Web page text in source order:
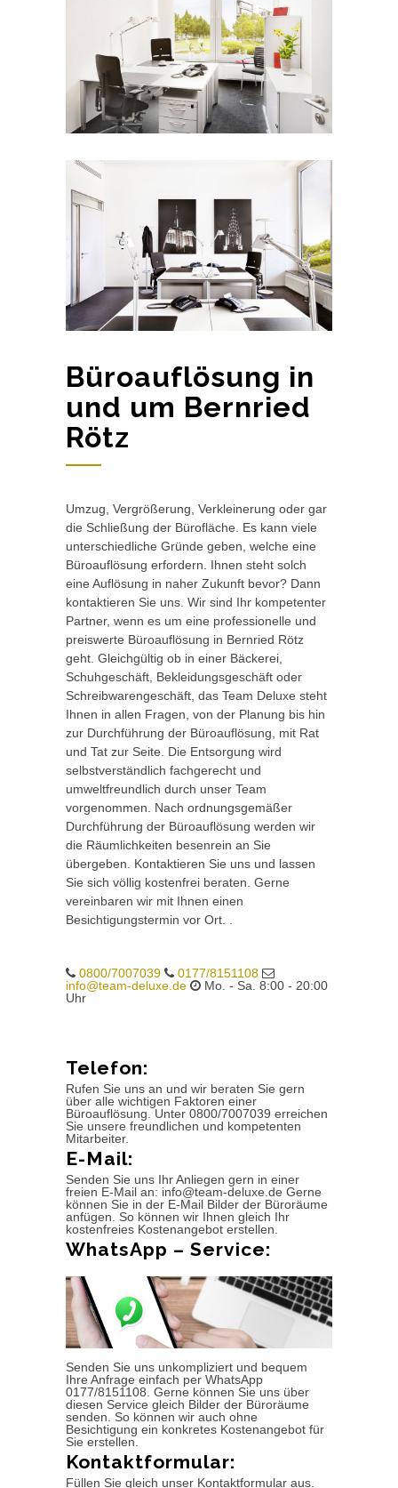
Büroauflösung in
und um Bernried
Rötz
Umzug, Vergrößerung, Verkleinerung oder gar
die Schließung der Bürofläche. Es kann viele
unterschiedliche Gründe geben, welche eine
Büroauflösung erfordern. Ihnen steht solch
eine Auflösung in naher Zukunft bevor? Dann
kontaktieren Sie uns. Wir sind Ihr kompetenter
Partner, wenn es um eine professionelle und
preiswerte Büroauflösung in Bernried Rötz
geht. Gleichgültig ob in einer Bäckerei,
Schuhgeschäft, Bekleidungsgeschäft oder
Schreibwarengeschäft, das Team Deluxe steht
Ihnen in allen Fragen, von der Planung bis hin
zur Durchführung der Büroauflösung, mit Rat
und Tat zur Seite. Die Entsorgung wird
selbstverständlich fachgerecht und
umweltfreundlich durch unser Team
vorgenommen. Nach ordnungsgemäßer
Durchführung der Büroauflösung werden wir
die Räumlichkeiten besenrein an Sie
übergeben. Kontaktieren Sie uns und lassen
Sie sich völlig kostenfrei beraten. Gerne
vereinbaren wir mit Ihnen einen
Besichtigungstermin vor Ort. .
0800/7007039
0177/8151108
info@team-deluxe.de
Mo. - Sa. 8:00 - 20:00
Uhr
Telefon:
Rufen Sie uns an und wir beraten Sie gern
über alle wichtigen Faktoren einer
Büroauflösung. Unter 0800/7007039 erreichen
Sie unsere freundlichen und kompetenten
Mitarbeiter.
E-Mail:
Senden Sie uns Ihr Anliegen gern in einer
freien E-Mail an: info@team-deluxe.de Gerne
können Sie in der E-Mail Bilder der Büroräume
anfügen. So können wir Ihnen gleich Ihr
kostenfreies Kostenangebot erstellen.
WhatsApp – Service:
Senden Sie uns unkompliziert und bequem
Ihre Anfrage einfach per WhatsApp
0177/8151108. Gerne können Sie uns über
diesen Service gleich Bilder der Büroräume
senden. So können wir auch ohne
Besichtigung ein konkretes Kostenangebot für
Sie erstellen.
Kontaktformular:
Füllen Sie gleich unser Kontaktformular aus.